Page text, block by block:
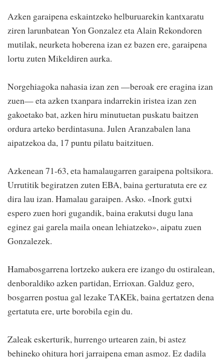
Azken garaipena eskaintzeko helburuarekin kantxaratu
ziren larunbatean Yon Gonzalez eta Alain Rekondoren
mutilak, neurketa hoberena izan ez bazen ere, garaipena
lortu zuten Mikeldiren aurka.
Norgehiagoka nahasia izan zen —beroak ere eragina izan
zuen— eta azken txanpara indarrekin iristea izan zen
gakoetako bat, azken hiru minutuetan puskatu baitzen
ordura arteko berdintasuna. Julen Aranzabalen lana
aipatzekoa da, 17 puntu pilatu baitzituen.
Azkenean 71-63, eta hamalaugarren garaipena poltsikora.
Urrutitik begiratzen zuten EBA, baina gerturatuta ere ez
dira lau izan. Hamalau garaipen. Asko. «Inork gutxi
espero zuen hori gugandik, baina erakutsi dugu lana
eginez gai garela maila onean lehiatzeko», aipatu zuen
Gonzalezek.
Hamabosgarrena lortzeko aukera ere izango du ostiralean,
denboraldiko azken partidan, Errioxan. Galduz gero,
bosgarren postua gal lezake TAKEk, baina gertatzen dena
gertatuta ere, urte borobila egin du.
Zaleak eskerturik, hurrengo urtearen zain, bi astez
behineko ohitura hori jarraipena eman asmoz. Ez dadila